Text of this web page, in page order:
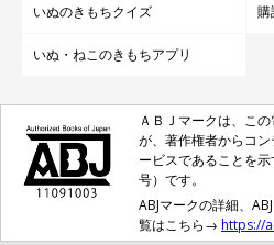
いぬのきもちクイズ 購
いぬ・ねこのきもちアプリ
ＡＢＪマークは、こ
が、著作権者からコ
ービスであることを
号）です。
ABJマークの詳細、
覧はこちら→ https://